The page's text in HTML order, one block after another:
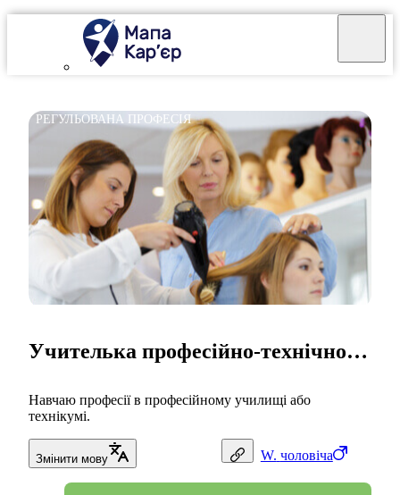
РЕГУЛЬОВАНА ПРОФЕСІЯ
W. чоловіча
Учителька професійно-технічного навчання
Навчаю професії в професійному училищі або
технікумі.
Змінити мову